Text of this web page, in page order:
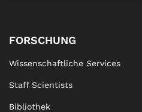
FORSCHUNG
Wissenschaftliche Services
Staff Scientists
Bibliothek